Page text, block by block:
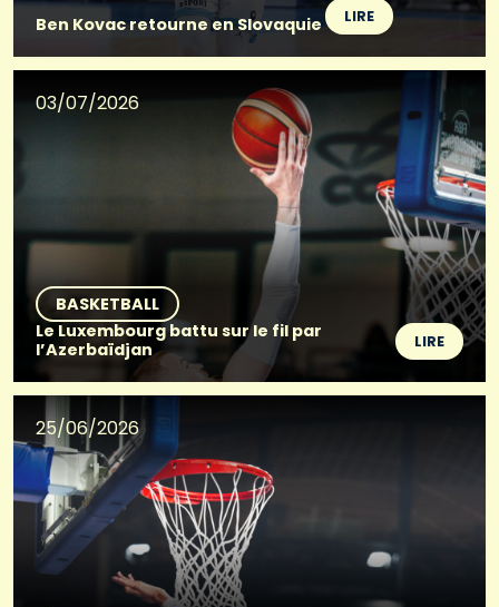
Ben Kovac retourne en Slovaquie LIRE
03/07/2026
BASKETBALL
Le Luxembourg battu sur le fil par
l’Azerbaïdjan
LIRE
25/06/2026